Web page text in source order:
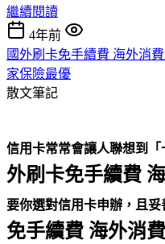
繼續閱讀
4年前
國外刷卡免手續費 海外消
家保險最優
散文筆記
信用卡常常會讓人聯想到
外刷卡免手續費
要你選對信用卡申辦，且
免手續費 海外消